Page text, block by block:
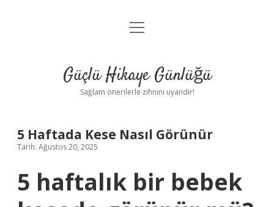
Anasayfa
Yasal Uyarı
menüyü
Güçlü Hikaye Günlüğü
Sağlam önerilerle zihnini uyandır!
5 Haftada Kese Nasıl Görünür
Tarih: Ağustos 20, 2025
5 haftalık bir bebek